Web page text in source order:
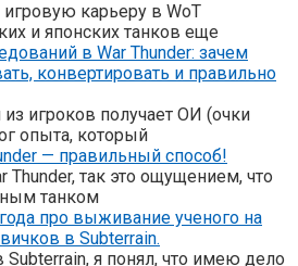
карьеру в WoT
и японских танков еще
в War Thunder: зачем
конвертировать и правильно
игроков получает ОИ (очки
опыта, который
— правильный способ!
Thunder, так это ощущением, что
танком
про выживание ученого на
в Subterrain.
Subterrain, я понял, что имею дело